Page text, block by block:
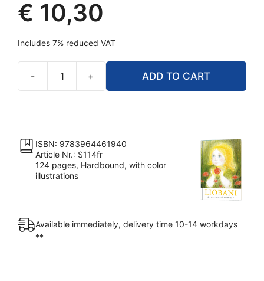
was:
€ 12,90.
€ 10,30
Current
price
is:
€ 10,30.
Includes 7% reduced VAT
-
raconte
m'écoutes-
?
+ ADD TO CART
ISBN: 9783964461940
Article Nr.: S114fr
124 pages, Hardbound, with color
illustrations
Available immediately, delivery time 10-14 workdays
**